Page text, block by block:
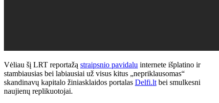
Vėliau šį LRT reportažą straipsnio pavidalu internete išplatino ir
stambiausias bei labiausiai už visus kitus „nepriklausomas“
skandinavų kapitalo žiniasklaidos portalas Delfi.lt bei smulkesni
naujienų replikuotojai.